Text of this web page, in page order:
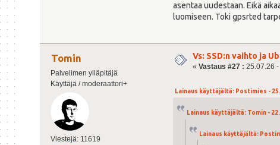
asentaa uudestaan. Eikä
luomiseen. Toki gpsrted
Tomin
Palvelimen ylläpitäjä
Käyttäjä / moderaattori+
Viestejä: 11619
Vs: SSD:n vaihto ja
«Vastaus #27 : 25.07.26
Lainaus käyttäjältä: Postimies -
Lainaus käyttäjältä: Tomin -
Lainaus käyttäjältä: